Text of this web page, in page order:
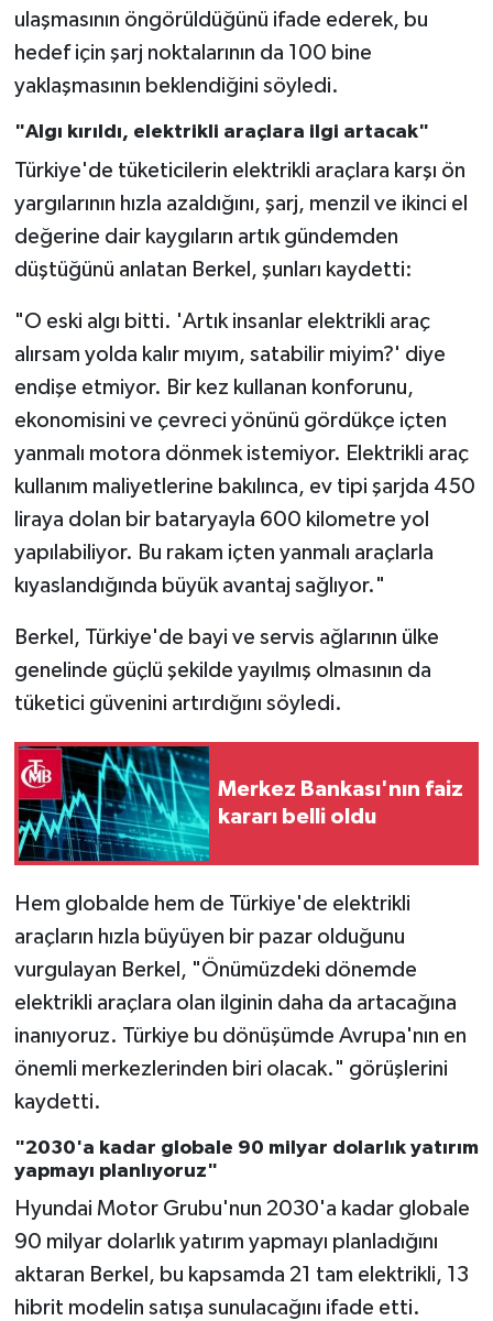
ulaşmasının öngörüldüğünü ifade ederek, bu
hedef için şarj noktalarının da 100 bine
yaklaşmasının beklendiğini söyledi.
"Algı kırıldı, elektrikli araçlara ilgi artacak"
Türkiye'de tüketicilerin elektrikli araçlara karşı ön
yargılarının hızla azaldığını, şarj, menzil ve ikinci el
değerine dair kaygıların artık gündemden
düştüğünü anlatan Berkel, şunları kaydetti:
"O eski algı bitti. 'Artık insanlar elektrikli araç
alırsam yolda kalır mıyım, satabilir miyim?' diye
endişe etmiyor. Bir kez kullanan konforunu,
ekonomisini ve çevreci yönünü gördükçe içten
yanmalı motora dönmek istemiyor. Elektrikli araç
kullanım maliyetlerine bakılınca, ev tipi şarjda 450
liraya dolan bir bataryayla 600 kilometre yol
yapılabiliyor. Bu rakam içten yanmalı araçlarla
kıyaslandığında büyük avantaj sağlıyor."
Berkel, Türkiye'de bayi ve servis ağlarının ülke
genelinde güçlü şekilde yayılmış olmasının da
tüketici güvenini artırdığını söyledi.
Merkez Bankası'nın faiz
kararı belli oldu
Hem globalde hem de Türkiye'de elektrikli
araçların hızla büyüyen bir pazar olduğunu
vurgulayan Berkel, "Önümüzdeki dönemde
elektrikli araçlara olan ilginin daha da artacağına
inanıyoruz. Türkiye bu dönüşümde Avrupa'nın en
önemli merkezlerinden biri olacak." görüşlerini
kaydetti.
"2030'a kadar globale 90 milyar dolarlık yatırım
yapmayı planlıyoruz"
Hyundai Motor Grubu'nun 2030'a kadar globale
90 milyar dolarlık yatırım yapmayı planladığını
aktaran Berkel, bu kapsamda 21 tam elektrikli, 13
hibrit modelin satışa sunulacağını ifade etti.